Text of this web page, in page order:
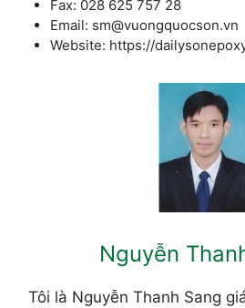
Fax: 028 625 757 28
Email: sm@vuongquocson.vn
Website: https://
Nguyễn
Tôi là Nguyễn Thanh Sang